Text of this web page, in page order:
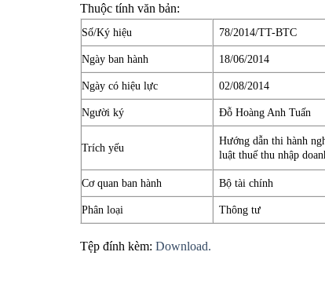
Thuộc tính văn bản:
Số/Ký hiệu 78/2014/TT-BTC
Ngày ban hành 18/06/2014
Ngày có hiệu lực 02/08/2014
Người ký Đỗ Hoàng Anh Tuấn
Trích yếu
Hướng dẫn thi hành
luật thuế thu nhập
Cơ quan ban hành Bộ tài chính
Phân loại Thông tư
Tệp đính kèm: Download.